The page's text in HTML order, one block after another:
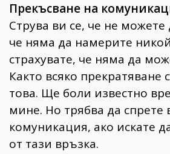
Прекъсване на
Струва ви се, че не можете
че няма да намерите
страхувате, че няма да
Както всяко прекратяване
това. Ще боли известно
мине. Но трябва да спрете
комуникация, ако искате
от тази връзка.